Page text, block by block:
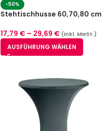
-50%
Stehtischhusse 60,70,80 cm
17,79 € – 29,69 € (inkl. MwSt.)
AUSFÜHRUNG WÄHLEN